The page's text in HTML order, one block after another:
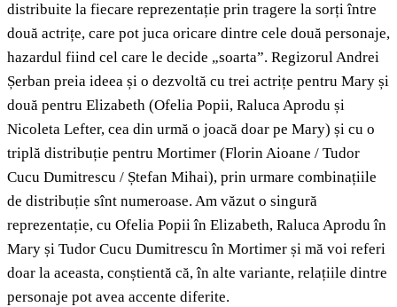
distribuite la fiecare reprezentație prin tragere la sorți între
două actrițe, care pot juca oricare dintre cele două personaje,
hazardul fiind cel care le decide „soarta”. Regizorul Andrei
Șerban preia ideea și o dezvoltă cu trei actrițe pentru Mary și
două pentru Elizabeth (Ofelia Popii, Raluca Aprodu și
Nicoleta Lefter, cea din urmă o joacă doar pe Mary) și cu o
triplă distribuție pentru Mortimer (Florin Aioane / Tudor
Cucu Dumitrescu / Ștefan Mihai), prin urmare combinațiile
de distribuție sînt numeroase. Am văzut o singură
reprezentație, cu Ofelia Popii în Elizabeth, Raluca Aprodu în
Mary și Tudor Cucu Dumitrescu în Mortimer și mă voi referi
doar la aceasta, conștientă că, în alte variante, relațiile dintre
personaje pot avea accente diferite.